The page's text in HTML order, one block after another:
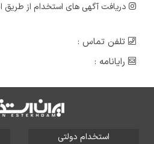
دریافت آگهی های استخدام از طریق
تلفن تماس :
رایانامه :
استخدام دولتی